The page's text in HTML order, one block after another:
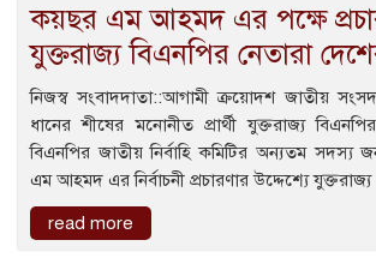
কয়ছর এম আহমদ এর পক্ষে
যুক্তরাজ্য বিএনপির নেতারা
নিজস্ব সংবাদদাতা::আগামী ক্রয়োদশ জাতীয় সংসদ
ধানের শীষের মনোনীত প্রার্থী যুক্তরাজ্য
বিএনপির জাতীয় নির্বাহি কমিটির অন্যতম সদস্য
এম আহমদ এর নির্বাচনী প্রচারণার উদ্দেশ্যে যুক্তরাজ্য
read more